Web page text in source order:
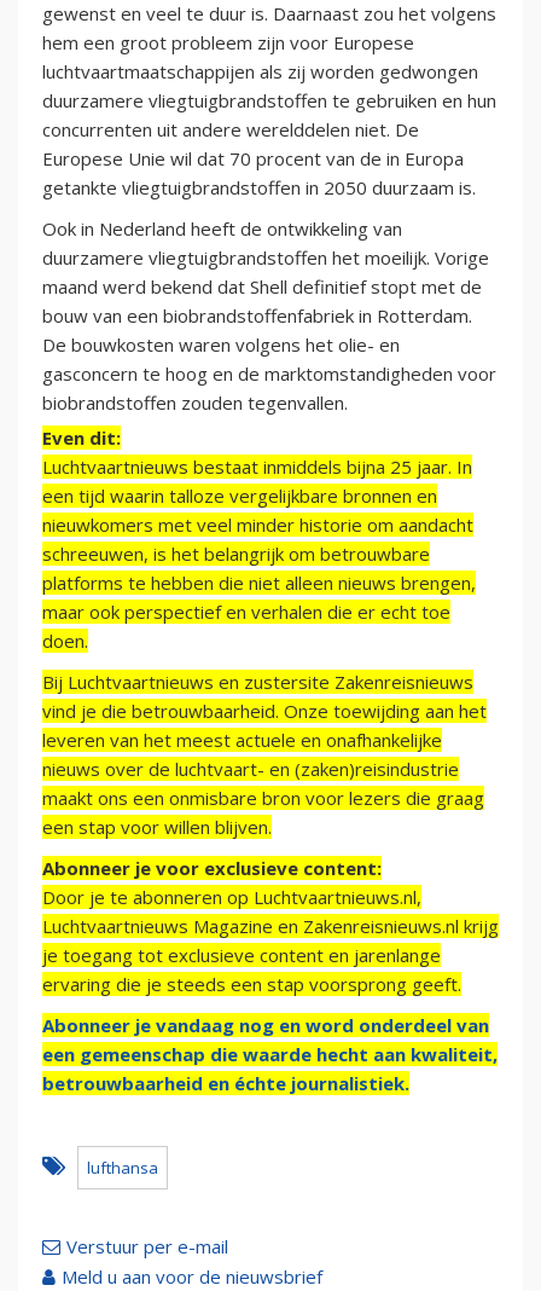
gewenst en veel te duur is. Daarnaast zou het volgens
hem een groot probleem zijn voor Europese
luchtvaartmaatschappijen als zij worden gedwongen
duurzamere vliegtuigbrandstoffen te gebruiken en hun
concurrenten uit andere werelddelen niet. De
Europese Unie wil dat 70 procent van de in Europa
getankte vliegtuigbrandstoffen in 2050 duurzaam is.
Ook in Nederland heeft de ontwikkeling van
duurzamere vliegtuigbrandstoffen het moeilijk. Vorige
maand werd bekend dat Shell definitief stopt met de
bouw van een biobrandstoffenfabriek in Rotterdam.
De bouwkosten waren volgens het olie- en
gasconcern te hoog en de marktomstandigheden voor
biobrandstoffen zouden tegenvallen.
Even dit:
Luchtvaartnieuws bestaat inmiddels bijna 25 jaar. In
een tijd waarin talloze vergelijkbare bronnen en
nieuwkomers met veel minder historie om aandacht
schreeuwen, is het belangrijk om betrouwbare
platforms te hebben die niet alleen nieuws brengen,
maar ook perspectief en verhalen die er echt toe
doen.
Bij Luchtvaartnieuws en zustersite Zakenreisnieuws
vind je die betrouwbaarheid. Onze toewijding aan het
leveren van het meest actuele en onafhankelijke
nieuws over de luchtvaart- en (zaken)reisindustrie
maakt ons een onmisbare bron voor lezers die graag
een stap voor willen blijven.
Abonneer je voor exclusieve content:
Door je te abonneren op Luchtvaartnieuws.nl,
Luchtvaartnieuws Magazine en Zakenreisnieuws.nl krijg
je toegang tot exclusieve content en jarenlange
ervaring die je steeds een stap voorsprong geeft.
Abonneer je vandaag nog en word onderdeel van
een gemeenschap die waarde hecht aan kwaliteit,
betrouwbaarheid en échte journalistiek.
lufthansa
Verstuur per e-mail
Meld u aan voor de nieuwsbrief